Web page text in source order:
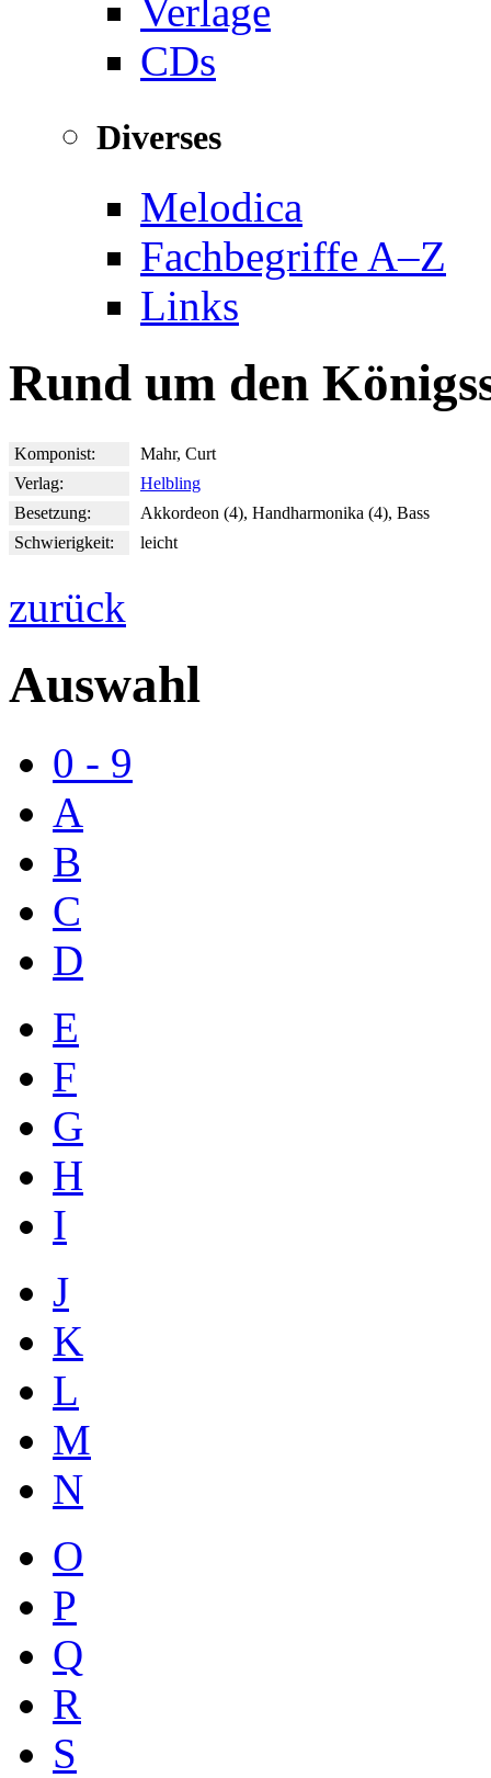
Verlage
CDs
Diverses
Melodica
Fachbegriffe A–Z
Links
Rund um den
Komponist:
Mahr, Curt
Verlag:
Helbling
Besetzung:
Akkordeon (4), Handharmonika (4), Bass
Schwierigkeit:
leicht
zurück
Auswahl
0 - 9
A
B
C
D
E
F
G
H
I
J
K
L
M
N
O
P
Q
R
S